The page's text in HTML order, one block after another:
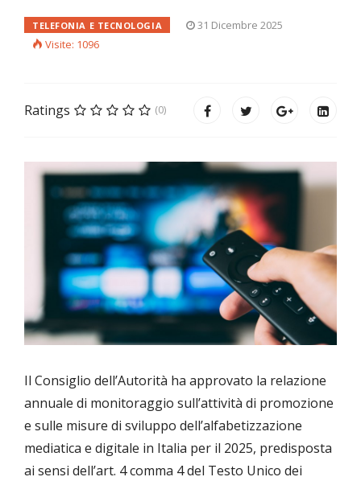
TELEFONIA E TECNOLOGIA
31 Dicembre 2025
Visite: 1096
Ratings (0)
Il Consiglio dell’Autorità ha approvato la relazione
annuale di monitoraggio sull’attività di promozione
e sulle misure di sviluppo dell’alfabetizzazione
mediatica e digitale in Italia per il 2025, predisposta
ai sensi dell’art. 4 comma 4 del Testo Unico dei